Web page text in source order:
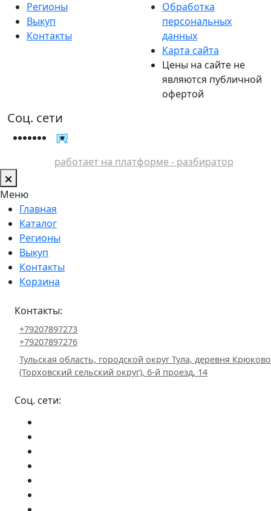
Регионы
Выкуп
Контакты
Обработка
персональных
данных
Карта сайта
Цены на сайте не
являются публичной
офертой
Соц. сети
работает на платформе - разбиратор
Меню
Главная
Каталог
Регионы
Выкуп
Контакты
Корзина
Контакты:
+79207897273
+79207897276
Тульская область, городской округ Тула, деревня Крюково
(Торховский сельский округ), 6-й проезд, 14
Соц. сети: